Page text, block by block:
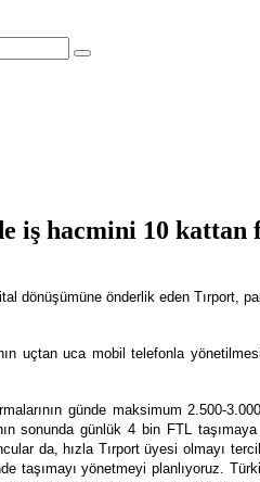
iş hacmini 10 kattan
dönüşümüne önderlik eden Tırport,
uçtan uca mobil telefonla
günde maksimum 2.500-
sonunda günlük 4 bin FTL
da, hızla Tırport üyesi olmayı
taşımayı yönetmeyi planlıyoruz.